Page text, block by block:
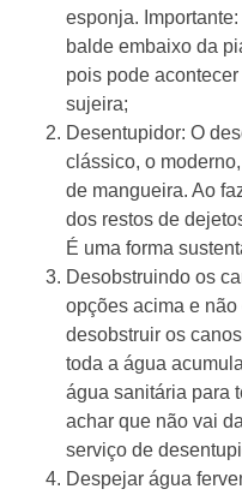
esponja.
balde embaixo da
pois pode
sujeira;
Desentupidor: O
clássico, o
de mangueira. Ao
dos restos de
É uma forma
Desobstruindo os
opções acima e
desobstruir os
toda a água
água sanitária para
achar que não vai
serviço de
Despejar água